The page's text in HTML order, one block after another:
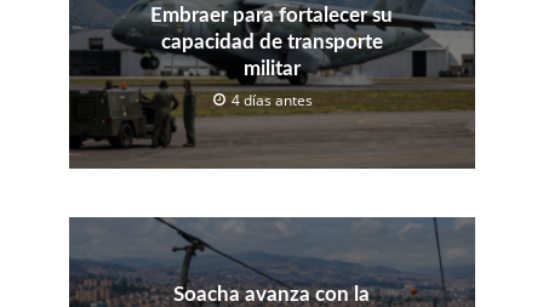
Embraer para fortalecer su
capacidad de transporte
militar
4 días antes
Soacha avanza con la